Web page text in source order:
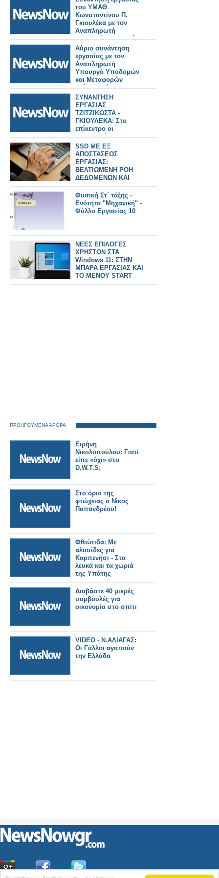
του ΥΜΑΘ
Κωνσταντίνου Π.
Γκιουλέκα με τον
Αναπληρωτή
Υπουργό Υποδομών
και Μεταφορών
Γιώργο Κώτσηρα.
Αύριο συνάντηση
εργασίας με τον
Αναπληρωτή
Υπουργό Υποδομών
και Μεταφορών
Γιώργο Κώτσηρα θα
έχει ο Κωνσταντίνος
Γκιουλέκας.
ΣΥΝΑΝΤΗΣΗ
ΕΡΓΑΣΙΑΣ
ΤΖΙΤΖΙΚΩΣΤΑ -
ΓΚΙΟΥΛΕΚΑ: Στο
επίκεντρο οι
προτεραιότητες της
ΕΕ για τα μεγάλα έργα
υποδομών και
μεταφορών, τον
τουρισμό και ο
κομβικός ρόλος της
SSD ME ΕΞ
ΑΠΟΣΤΑΣΕΩΣ
ΕΡΓΑΣΙΑΣ:
ΒΕΛΤΙΩΜΕΝΗ ΡΟΗ
ΔΕΔΟΜΕΝΩΝ ΚΑΙ
ΕΞΟΙΚΟΝΟΜΗΣΗ
ΧΡΟΝΟΥ
Φυσική Στ΄ τάξης -
Ενότητα "Μηχανική" -
Φύλλο Εργασίας 10
ΝΕΕΣ ΕΠΙΛΟΓΕΣ
ΧΡΗΣΤΩΝ ΣΤΑ
Windows 11: ΣΤΗΝ
ΜΠΑΡΑ ΕΡΓΑΣΙΑΣ ΚΑΙ
ΤΟ ΜΕΝΟΥ START
ΠΡΟΗΓΟΥΜΕΝΑ ΑΡΘΡΑ
Ειρήνη
Νικολοπούλου: Γιατί
είπε «όχι» στο
D.W.T.S;
Στο όριο της
φτώχειας ο Νίκος
Παπανδρέου!
Φθιώτιδα: Με
αλυσίδες για
Καρπενήσι - Στα
λευκά και τα χωριά
της Υπάτης
Διαβάστε 40 μικρές
συμβουλές για
οικονομία στο σπίτι
VIDEO - Ν.ΑΛΙΑΓΑΣ:
Οι Γάλλοι αγαπούν
την Ελλάδα